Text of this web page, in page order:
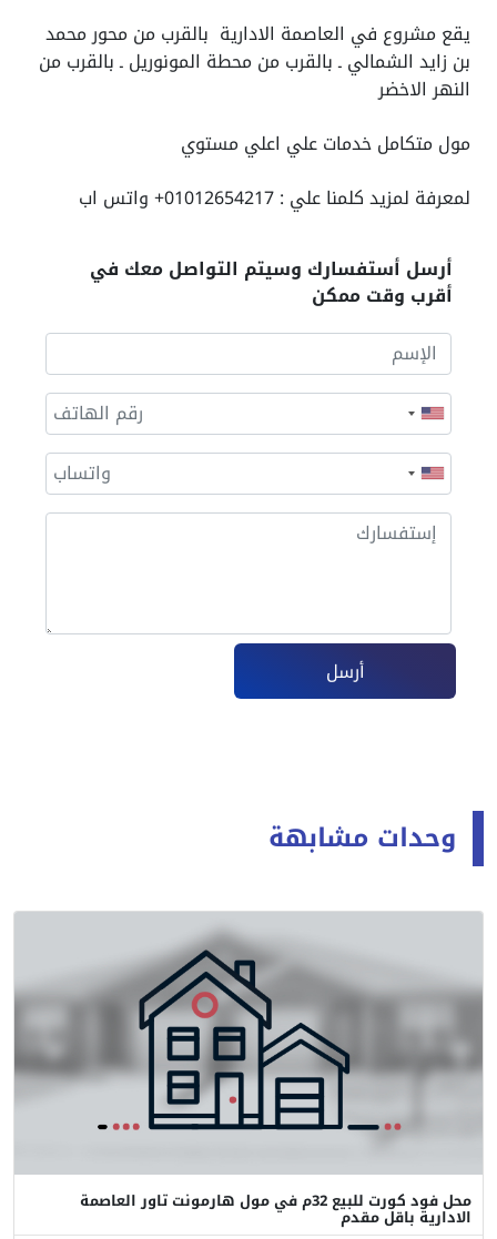
يقع مشروع في العاصمة الادارية بالقرب من محور محمد
بن زايد الشمالي ـ بالقرب من محطة المونوريل ـ بالقرب من
النهر الاخضر
مول متكامل خدمات علي اعلي مستوي
لمعرفة لمزيد كلمنا علي :01012654217+ واتس اب
أرسل أستفسارك وسيتم التواصل معك في
أقرب وقت ممكن
أرسل
وحدات مشابهة
محل فود كورت للبيع 32م في مول هارمونت تاور العاصمة
الادارية باقل مقدم